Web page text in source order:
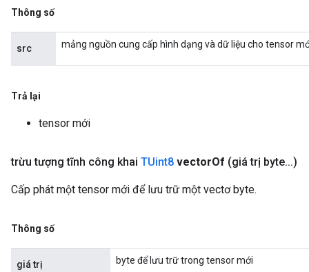
Thông số
src mảng nguồn cung cấp hình dạng và dữ liệu cho tensor
Trả lại
tensor mới
trừu tượng tĩnh công khai TUint8 vectorOf (giá trị byte...)
Cấp phát một tensor mới để lưu trữ một vectơ byte.
Thông số
giá trị byte để lưu trữ trong tensor mới